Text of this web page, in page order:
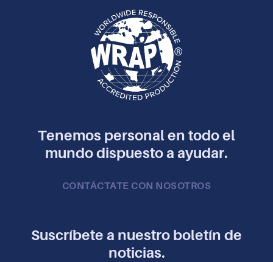
Tenemos personal en todo el
mundo dispuesto a ayudar.
CONTÁCTATE CON NOSOTROS
Suscríbete a nuestro boletín de
noticias.